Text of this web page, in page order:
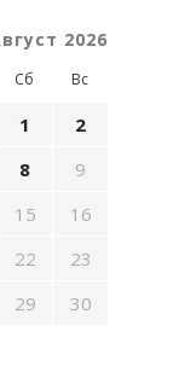
2026
Сб Вс
1
2
8
9
15
16
22
23
29
30